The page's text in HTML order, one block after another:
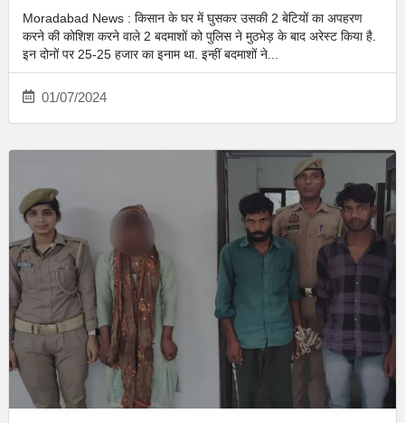
01/07/2024
Moradabad News : किसान के घर में घुसकर उसकी 2 बेटियों का अपहरण
करने की कोशिश करने वाले 2 बदमाशों को पुलिस ने मुठभेड़ के बाद अरेस्‍ट किया है.
इन दोनों पर 25-25 हजार का इनाम था. इन्‍हीं बदमाशों ने...